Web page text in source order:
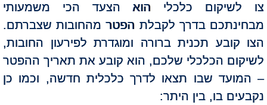
צו לשיקום כלכלי הוא הצעד הכי משמעותי
מבחינתכם בדרך לקבלת הפטר מהחובות שצברתם.
הצו קובע תכנית ברורה ומוגדרת לפירעון החובות,
לשיקום הכלכלי שלכם, הוא קובע את תאריך ההפטר
– המועד שבו תצאו לדרך כלכלית חדשה, וכמו כן
נקבעים בו, בין היתר: